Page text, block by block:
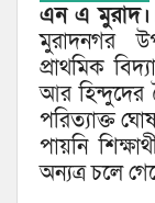
এন এ
মুরাদনগর
প্রাথমিক
আর হিন্দুদের
পরিত্যাক্ত
পায়নি
অন্যত্র চলে